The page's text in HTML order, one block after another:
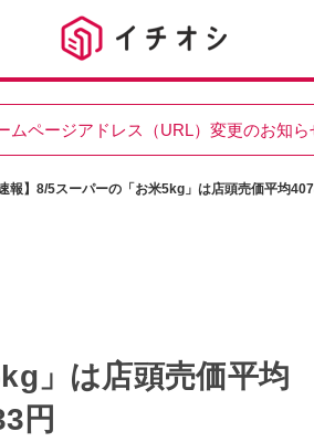
ムページアドレス（URL）変更のお知ら
速報】8/5スーパーの「お米5kg」は店頭売価平均
」は店頭売価平均
円